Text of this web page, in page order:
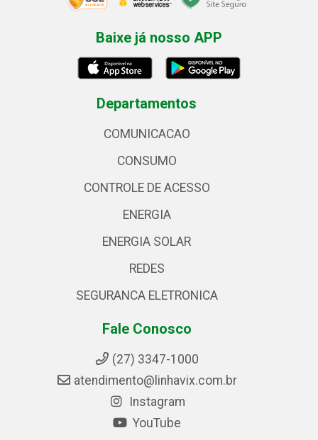
Baixe já nosso APP
Departamentos
COMUNICACAO
CONSUMO
CONTROLE DE ACESSO
ENERGIA
ENERGIA SOLAR
REDES
SEGURANCA ELETRONICA
Fale Conosco
(27) 3347-1000
atendimento@linhavix.com.br
Instagram
YouTube